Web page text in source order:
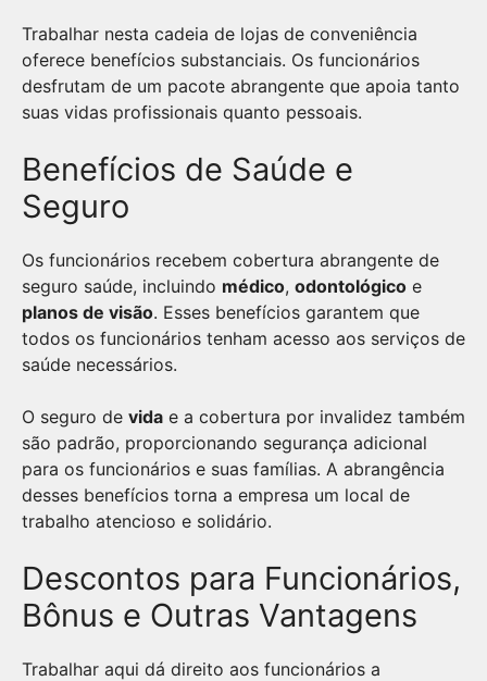
Trabalhar nesta cadeia de lojas de conveniência
oferece benefícios substanciais. Os funcionários
desfrutam de um pacote abrangente que apoia tanto
suas vidas profissionais quanto pessoais.
Benefícios de Saúde e
Seguro
Os funcionários recebem cobertura abrangente de
seguro saúde, incluindo médico, odontológico e
planos de visão. Esses benefícios garantem que
todos os funcionários tenham acesso aos serviços de
saúde necessários.
O seguro de vida e a cobertura por invalidez também
são padrão, proporcionando segurança adicional
para os funcionários e suas famílias. A abrangência
desses benefícios torna a empresa um local de
trabalho atencioso e solidário.
Descontos para Funcionários,
Bônus e Outras Vantagens
Trabalhar aqui dá direito aos funcionários a